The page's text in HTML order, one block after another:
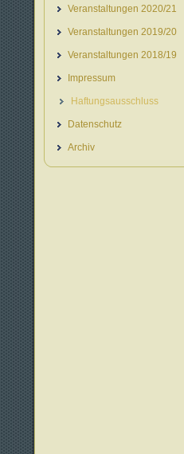
Veranstaltungen 2020/21
Veranstaltungen 2019/20
Veranstaltungen 2018/19
Impressum
Haftungsausschluss
Datenschutz
Archiv